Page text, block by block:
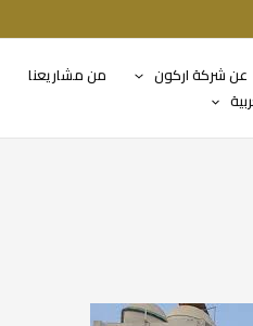
عن شركة اركون من مشاريعنا